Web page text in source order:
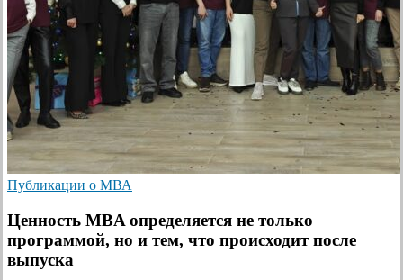
Публикации о МВА
Ценность MBA определяется не только
программой, но и тем, что происходит после
выпуска